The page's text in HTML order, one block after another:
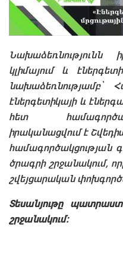
Նախաձեռնությունն
կլիմայում և
նախաձեռնությամբ՝
էներգետիկայի և
հետ
իրականացվում է
համագործակցության
ծրագրի շրջանակում,
շվեյցարական
Տեսանյութը
շրջանակում։